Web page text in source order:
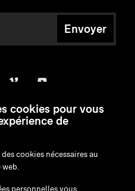
Envoyer
cookies pour vous
de
cookies nécessaires au
web.
personnelles vous